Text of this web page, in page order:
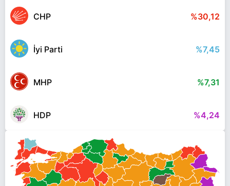
CHP %30,12
İyi Parti %7,45
MHP %7,31
HDP %4,24